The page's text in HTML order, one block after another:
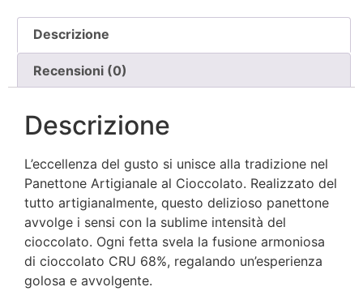
Descrizione
Recensioni (0)
Descrizione
L’eccellenza del gusto si unisce alla tradizione nel
Panettone Artigianale al Cioccolato. Realizzato del
tutto artigianalmente, questo delizioso panettone
avvolge i sensi con la sublime intensità del
cioccolato. Ogni fetta svela la fusione armoniosa
di cioccolato CRU 68%, regalando un’esperienza
golosa e avvolgente.